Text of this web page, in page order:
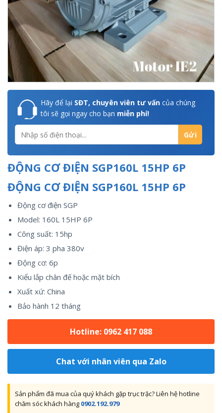
Hãy để lại SĐT, chuyên viên tư vấn của chúng
tôi sẽ gọi ngay cho bạn miễn phí!
ĐỘNG CƠ ĐIỆN SGP160L 15HP 6P
ĐỘNG CƠ ĐIỆN SGP160L 15HP 6P
Động cơ điện SGP
Model: 160L 15HP 6P
Công suất: 15hp
Điện áp: 3 pha 380v
Động cơ: 6p
Kiểu lắp chân đế hoặc mặt bích
Xuất xứ: China
Bảo hành 12 tháng
Hotline: 0962 417 088
Chat với nhân viên qua Zalo
Sản phẩm đã mua của quý khách gặp trục trặc? Liên hệ hotline
chăm sóc khách hàng 0902.192.979